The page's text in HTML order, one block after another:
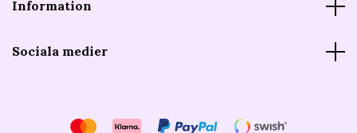
Information
Sociala medier